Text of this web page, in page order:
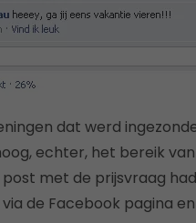
dat werd
echter, het bereik
met de prijsvraag
via de Facebook pagina